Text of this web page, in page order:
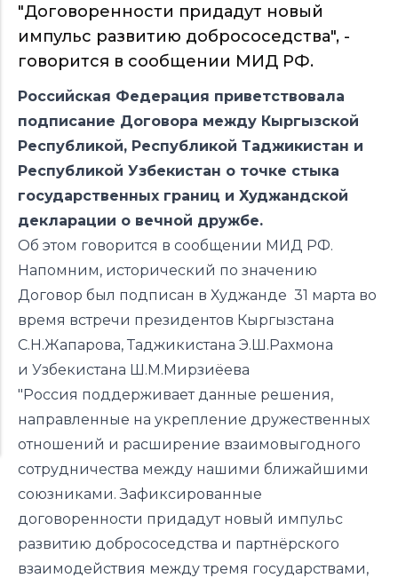
"Договоренности придадут новый
импульс развитию добрососедства", -
говорится в сообщении МИД РФ.
Российская Федерация приветствовала
подписание Договора между Кыргызской
Республикой, Республикой Таджикистан и
Республикой Узбекистан о точке стыка
государственных границ и Худжандской
декларации о вечной дружбе.
Об этом говорится в сообщении МИД РФ.
Напомним, исторический по значению
Договор был подписан в Худжанде 31 марта во
время встречи президентов Кыргызстана
С.Н.Жапарова, Таджикистана Э.Ш.Рахмона
и Узбекистана Ш.М.Мирзиёева
"Россия поддерживает данные решения,
направленные на укрепление дружественных
отношений и расширение взаимовыгодного
сотрудничества между нашими ближайшими
союзниками. Зафиксированные
договоренности придадут новый импульс
развитию добрососедства и партнёрского
взаимодействия между тремя государствами,